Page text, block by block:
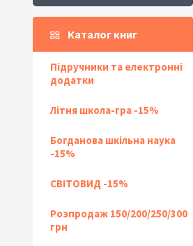
Каталог книг
Підручники та електронні
додатки
Літня школа-гра -15%
Богданова шкільна наука
-15%
СВІТОВИД -15%
Розпродаж 150/200/250/300
грн